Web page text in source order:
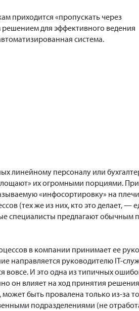
приходится «пропускать через
для эффективного ведения
система.
персоналу или
их огромными порциями.
«инфосортировку» на
(тех же из них, кто это делает, —
специалисты предлагают
в компании принимает ее
направляется руководителю IT-
И это одна из типичных
он влияет на ход принятия
быть провалена только из-за
подразделениями (не